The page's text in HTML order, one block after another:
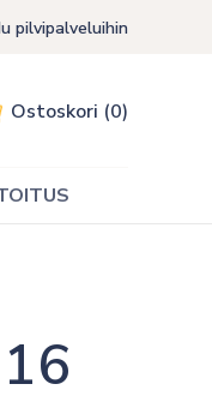
pilvipalveluihin
Ostoskori (0)